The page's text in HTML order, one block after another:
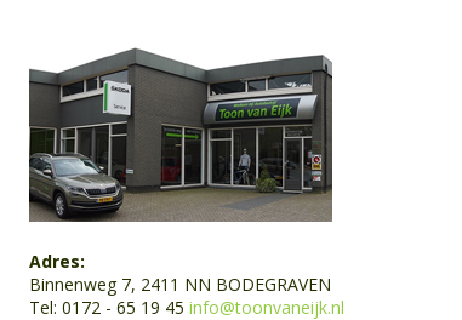
Adres:
Binnenweg 7, 2411 NN BODEGRAVEN
Tel: 0172 - 65 19 45 info@toonvaneijk.nl